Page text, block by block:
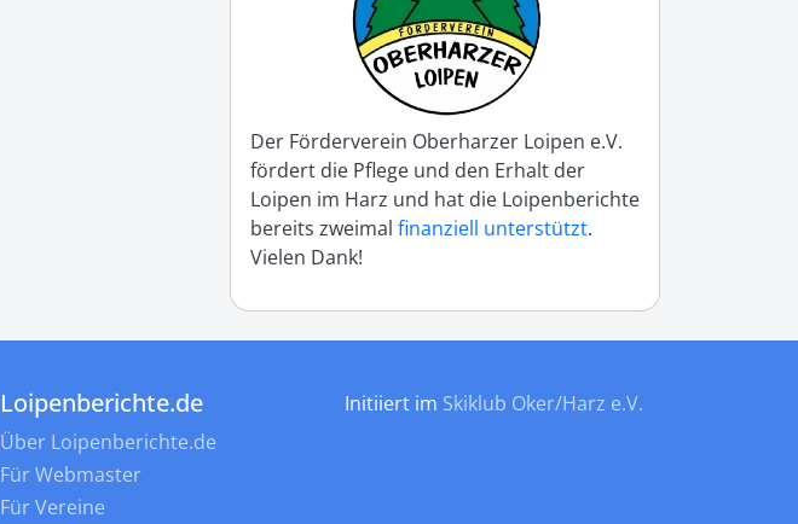
Der Förderverein Oberharzer Loipen e.V.
fördert die Pflege und den Erhalt der
Loipen im Harz und hat die Loipenberichte
bereits zweimal finanziell unterstützt.
Vielen Dank!
Loipenberichte.de
Über Loipenberichte.de
Für Webmaster
Für Vereine
Initiiert im Skiklub Oker/Harz e.V.